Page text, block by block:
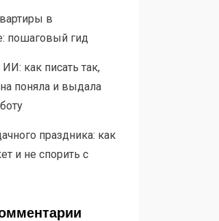
в
пошаговый гид
как писать так,
поняла и выдала
праздника: как
и не спорить с